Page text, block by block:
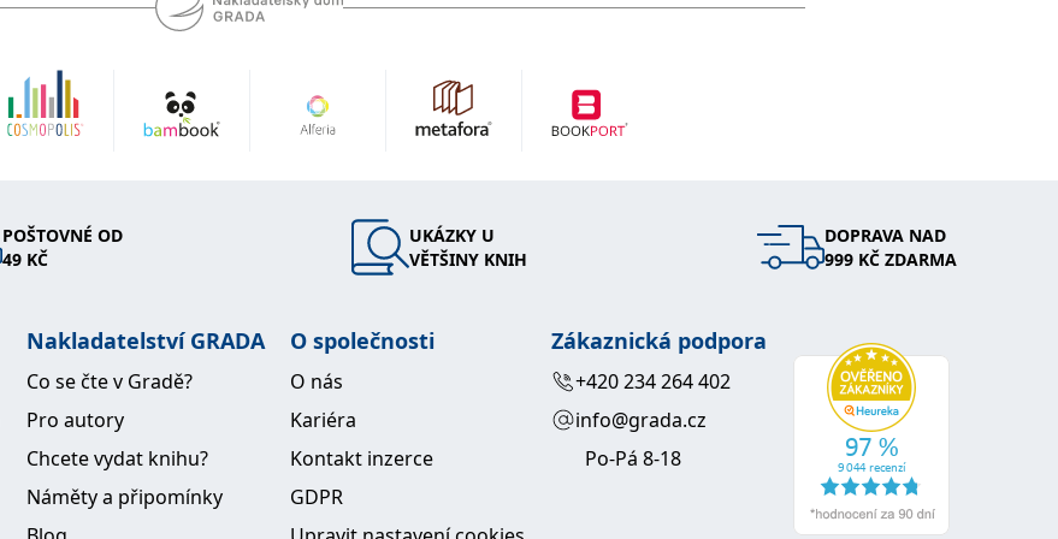
POŠTOVNÉ OD
49 KČ
UKÁZKY U
VĚTŠINY KNIH
DOPRAVA NAD
999 KČ ZDARMA
Nakladatelství GRADA
Co se čte v Gradě?
Pro autory
Chcete vydat knihu?
Náměty a připomínky
O společnosti
O nás
Kariéra
Kontakt inzerce
GDPR
Zákaznická podpora
+420 234 264 402
info@grada.cz
Po-Pá 8-18